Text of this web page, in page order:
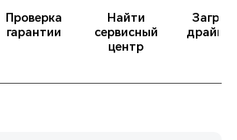
Проверка
гарантии
Найти
сервисный
центр